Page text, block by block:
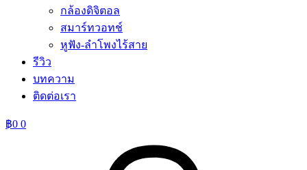
กล้องดิจิตอล
สมาร์ทวอทช์
หูฟัง-ลำโพงไร้สาย
รีวิว
บทความ
ติดต่อเรา
฿0 0